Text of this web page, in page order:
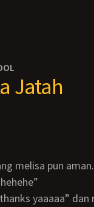
Jatah
melisa pun aman.